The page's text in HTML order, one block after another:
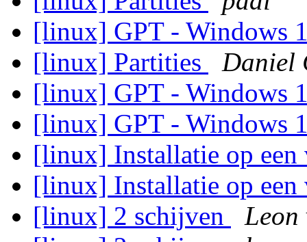
[linux] GPT - Windows
[linux] Partities
Daniel
[linux] GPT - Windows
[linux] GPT - Windows
[linux] Installatie op
[linux] Installatie op
[linux] 2 schijven
Leon